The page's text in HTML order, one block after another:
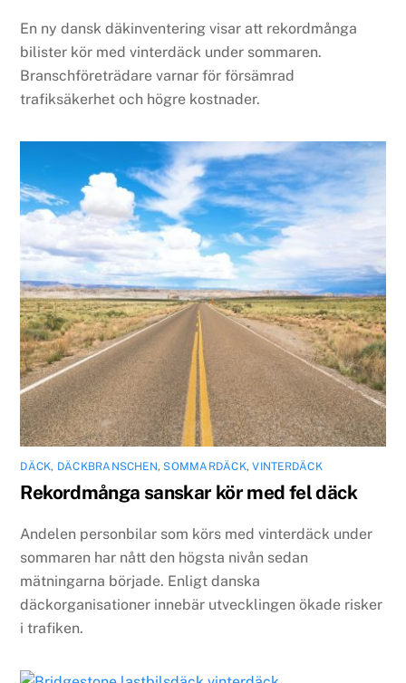
En ny dansk däkinventering visar att rekordmånga
bilister kör med vinterdäck under sommaren.
Branschföreträdare varnar för försämrad
trafiksäkerhet och högre kostnader.
DÄCK, DÄCKBRANSCHEN, SOMMARDÄCK,VINTERDÄCK
Rekordmånga sanskar kör med fel däck
Andelen personbilar som körs med vinterdäck under
sommaren har nått den högsta nivån sedan
mätningarna började. Enligt danska
däckorganisationer innebär utvecklingen ökade risker
i trafiken.